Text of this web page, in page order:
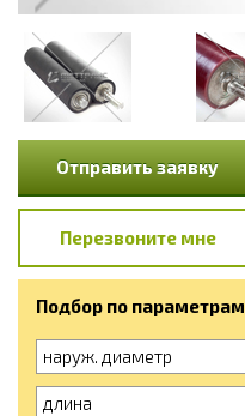
Отправить заявку
Перезвоните мне
Подбор по параметрам
наруж. диаметр
длина